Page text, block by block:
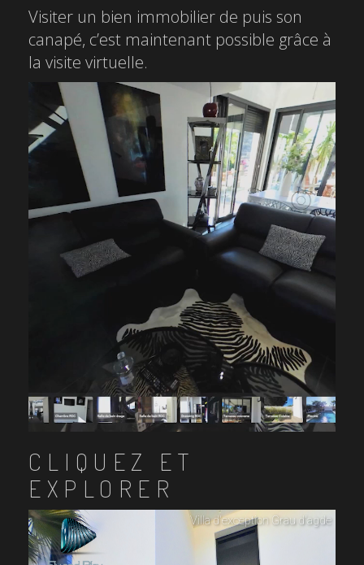
Visiter un bien immobilier de puis son
canapé, c’est maintenant possible grâce à
la visite virtuelle.
CLIQUEZ ET
EXPLORER